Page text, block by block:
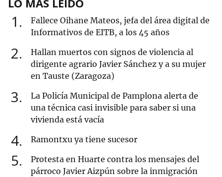
LO MÁS LEÍDO
1
Fallece Oihane Mateos, jefa del área digital de
Informativos de EITB, a los 45 años
2
Hallan muertos con signos de violencia al
dirigente agrario Javier Sánchez y a su mujer
en Tauste (Zaragoza)
3
La Policía Municipal de Pamplona alerta de
una técnica casi invisible para saber si una
vivienda está vacía
4 Ramontxu ya tiene sucesor
5
Protesta en Huarte contra los mensajes del
párroco Javier Aizpún sobre la inmigración